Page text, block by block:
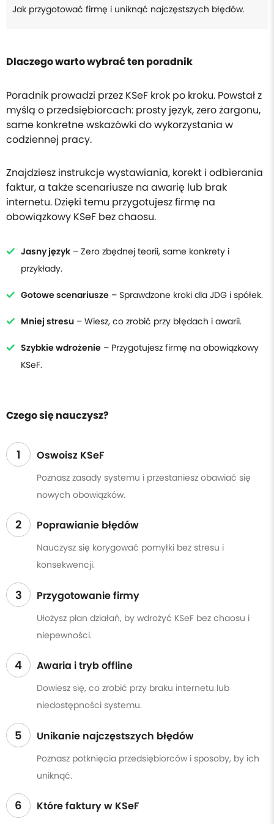
Jak przygotować firmę i uniknąć najczęstszych błędów.
Dlaczego warto wybrać ten poradnik
Poradnik prowadzi przez KSeF krok po kroku. Powstał z
myślą o przedsiębiorcach: prosty język, zero żargonu,
same konkretne wskazówki do wykorzystania w
codziennej pracy.
Znajdziesz instrukcje wystawiania, korekt i odbierania
faktur, a także scenariusze na awarię lub brak
internetu. Dzięki temu przygotujesz firmę na
obowiązkowy KSeF bez chaosu.
Jasny język – Zero zbędnej teorii, same konkrety i
przykłady.
Gotowe scenariusze – Sprawdzone kroki dla JDG i spółek.
Mniej stresu – Wiesz, co zrobić przy błędach i awarii.
Szybkie wdrożenie – Przygotujesz firmę na obowiązkowy
KSeF.
Czego się nauczysz?
1 Oswoisz KSeF
Poznasz zasady systemu i przestaniesz obawiać się
nowych obowiązków.
2 Poprawianie błędów
Nauczysz się korygować pomyłki bez stresu i
konsekwencji.
3 Przygotowanie firmy
Ułożysz plan działań, by wdrożyć KSeF bez chaosu i
niepewności.
4 Awaria i tryb offline
Dowiesz się, co zrobić przy braku internetu lub
niedostępności systemu.
5 Unikanie najczęstszych błędów
Poznasz potknięcia przedsiębiorców i sposoby, by ich
uniknąć.
6 Które faktury w KSeF